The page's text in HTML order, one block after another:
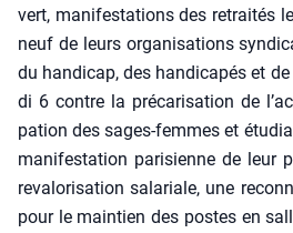
vert, mani­fes­ta­tions des retrai­tés
neuf de leurs orga­ni­sa­tions
du han­di­cap, des han­di­ca­pés et
di 6 contre la pré­ca­ri­sa­tion de
pa­tion des sages-femmes et
mani­fes­ta­tion pari­sienne de leur
reva­lo­ri­sa­tion sala­riale, une
pour le main­tien des postes en